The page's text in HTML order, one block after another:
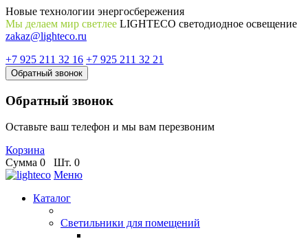
Новые технологии энергосбережения
Мы делаем мир светлее LIGHTECO светодиодное освещение
zakaz@lighteco.ru
+7 925 211 32 16 +7 925 211 32 21
Обратный звонок
Обратный звонок
Оставьте ваш телефон и мы вам перезвоним
Корзина
Сумма 0 Шт. 0
Меню
Каталог
Светильники для помещений